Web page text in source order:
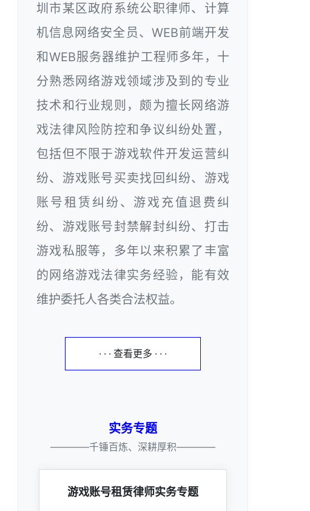
圳市某区政府系统公职律师、计算
机信息网络安全员、WEB前端开发
和WEB服务器维护工程师多年，十
分熟悉网络游戏领域涉及到的专业
技术和行业规则，颇为擅长网络游
戏法律风险防控和争议纠纷处置，
包括但不限于游戏软件开发运营纠
纷、游戏账号买卖找回纠纷、游戏
账号租赁纠纷、游戏充值退费纠
纷、游戏账号封禁解封纠纷、打击
游戏私服等，多年以来积累了丰富
的网络游戏法律实务经验，能有效
维护委托人各类合法权益。
· · · 查看更多 · · ·
实务专题
————千锤百炼、深耕厚积————
游戏账号租赁律师实务专题